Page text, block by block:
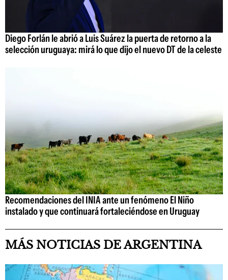
Diego Forlán le abrió a Luis Suárez la puerta de retorno a la
selección uruguaya: mirá lo que dijo el nuevo DT de la celeste
Recomendaciones del INIA ante un fenómeno El Niño
instalado y que continuará fortaleciéndose en Uruguay
MÁS NOTICIAS DE ARGENTINA